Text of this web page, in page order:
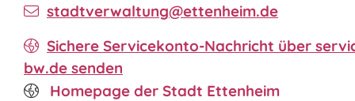
stadtverwaltung@ettenheim.de
Sichere Servicekonto-Nachricht über
bw.de senden
Homepage der Stadt Ettenheim